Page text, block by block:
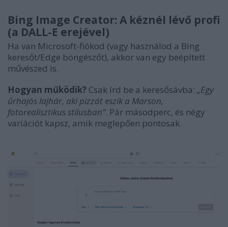
Bing Image Creator: A kéznél lévő profi
(a DALL-E erejével)
Ha van Microsoft-fiókod (vagy használod a Bing
keresőt/Edge böngészőt), akkor van egy beépített
művészed is.
Hogyan működik? Csak írd be a keresősávba: „Egy
űrhajós lajhár, aki pizzát eszik a Marson,
fotorealisztikus stílusban”. Pár másodperc, és négy
variációt kapsz, amik meglepően pontosak.